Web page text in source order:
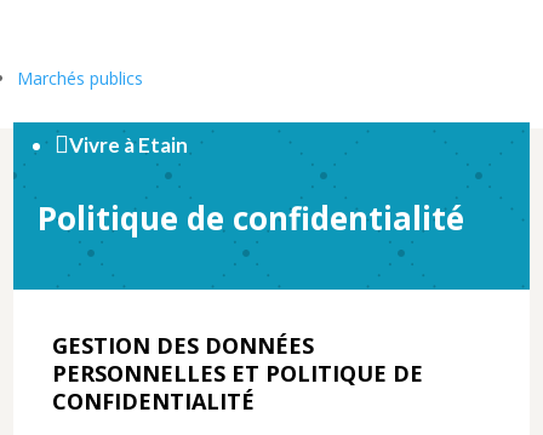
Marchés publics
Vivre à Etain
Politique de confidentialité
GESTION DES DONNÉES
PERSONNELLES ET POLITIQUE DE
CONFIDENTIALITÉ